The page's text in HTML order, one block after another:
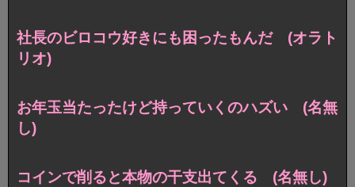
社長のビロコウ好きにも困ったもんだ (オラト
リオ)
お年玉当たったけど持っていくのハズい (名無
し)
コインで削ると本物の干支出てくる (名無し)